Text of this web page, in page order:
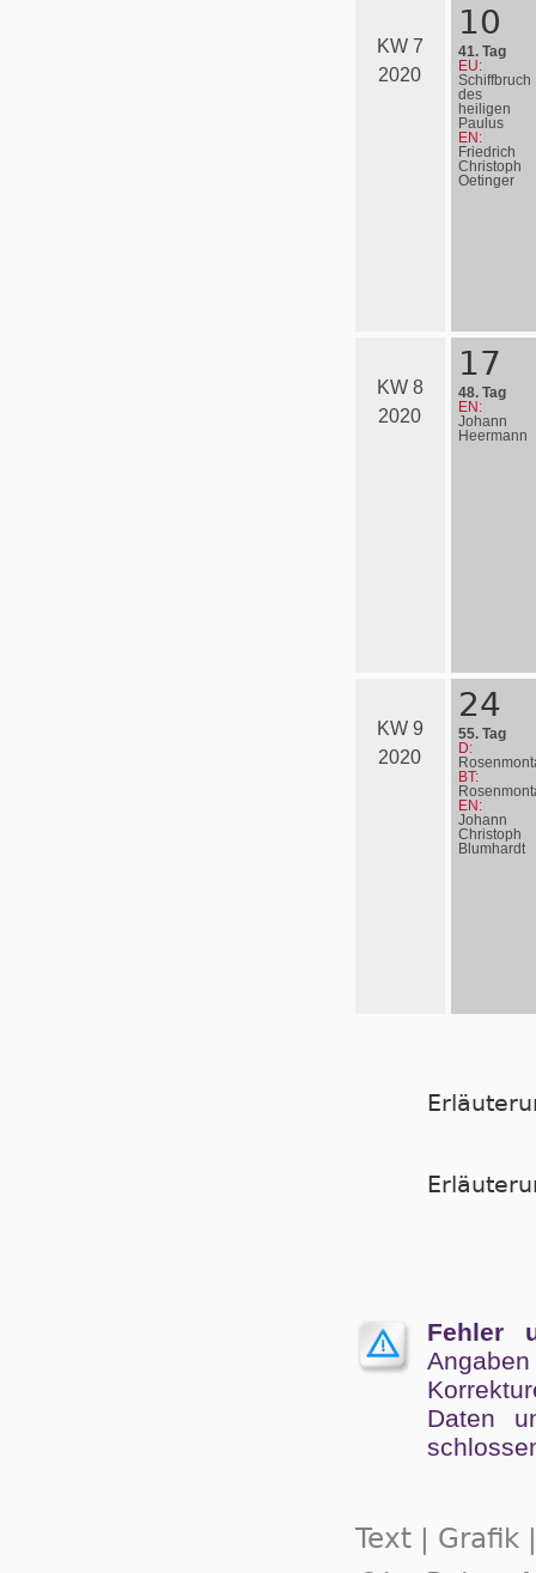
KW 7
2020
10
41. Tag
EU:
Schiffbruch
des
heiligen
Paulus
EN:
Friedrich
Christoph
Oetinger
KW 8
2020
17
48. Tag
EN:
Johann
Heermann
KW 9
2020
24
55. Tag
D:
BT:
EN:
Johann
Christoph
Blumhardt
Fehler
Angaben
Da­ten
Text | Grafik